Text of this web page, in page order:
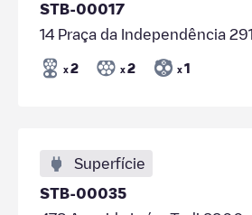
STB-00017
14 Praça da Independência
x 2 x 2 x 1
Superfície
STB-00035